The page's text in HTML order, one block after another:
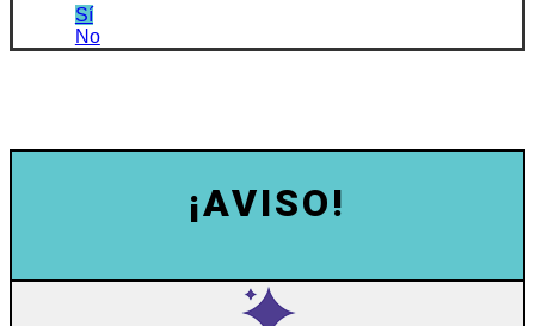
Sí
No
¡AVISO!